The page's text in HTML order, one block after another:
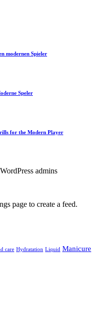
modernen Spieler
Speler
for the Modern Player
admins
page to create a feed.
care Hydratation Liquid Manicure